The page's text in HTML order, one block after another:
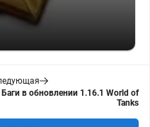
Баги в обновлении 1.16.1 World of
Tanks